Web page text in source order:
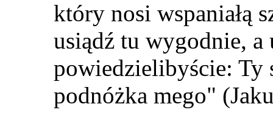
który nosi wspaniałą
usiądź tu wygodnie, a
powiedzielibyście: Ty
podnóżka mego"